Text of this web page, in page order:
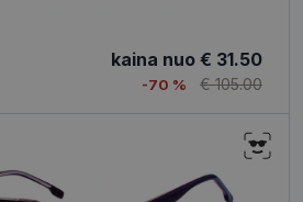
kaina nuo € 31.50
-70 % € 105.00